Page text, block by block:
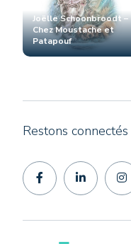
Joëlle Schoonbroodt –
Chez Moustache et
Patapouf
Restons connectés